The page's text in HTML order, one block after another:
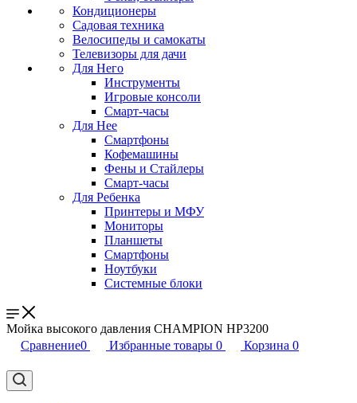
Кондиционеры
Садовая техника
Велосипеды и самокаты
Телевизоры для дачи
Для Него
Инструменты
Игровые консоли
Смарт-часы
Для Нее
Смартфоны
Кофемашины
Фены и Стайлеры
Смарт-часы
Для Ребенка
Принтеры и МФУ
Мониторы
Планшеты
Смартфоны
Ноутбуки
Системные блоки
Мойка высокого давления CHAMPION HP3200
Сравнение0 Избранные товары 0 Корзина 0